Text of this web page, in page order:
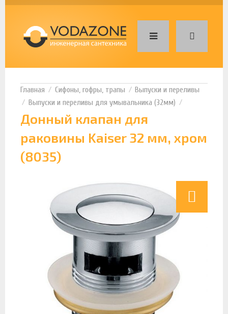
Сифоны, гофры, трапы
Выпуски и переливы
Выпуски и переливы для умывальника (32мм)
Донный клапан для
раковины Kaiser 32 мм, хром
(8035)